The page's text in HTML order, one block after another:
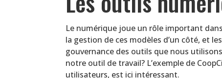
Le numérique joue un rôle important
la gestion de ces modèles d’un côté, et
gouvernance des outils que nous
notre outil de travail? L’exemple de
utilisateurs, est ici intéressant.